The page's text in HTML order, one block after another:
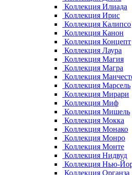
Коллекция Илиада
Коллекция Ирис
Коллекция Калипсо
Коллекция Канон
Коллекция Концепт
Коллекция Лаура
Коллекция Магия
Коллекция Магра
Коллекция
Коллекция Марсель
Коллекция Мирари
Коллекция Миф
Коллекция Мишель
Коллекция Мокка
Коллекция Монако
Коллекция Монро
Коллекция Монте
Коллекция Нидвуд
Коллекция Нью-
Коллекция Органза